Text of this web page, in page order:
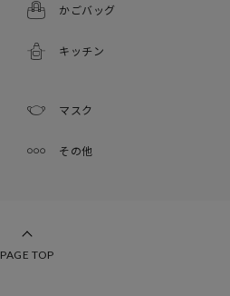
かごバッグ
キッチン
マスク
その他
PAGE TOP